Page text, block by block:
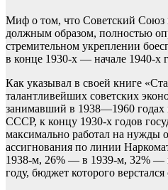
Миф о том, что Советский Союз
должным образом, полностью
стремительном укреплении
в конце 1930-х — начале 1940-х
Как указывал в своей книге
талантливейших советских
занимавший в 1938—1960 годах
СССР, к концу 1930-х годов
максимально работал на нужды
ассигнования по линии
1938-м, 26% — в 1939-м, 32% —
году, бюджет которого